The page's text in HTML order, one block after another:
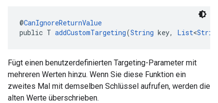
@CanIgnoreReturnValue
public T addCustomTargeting(String key, List<
Fügt einen benutzerdefinierten Targeting-Parameter mit
mehreren Werten hinzu. Wenn Sie diese Funktion ein
zweites Mal mit demselben Schlüssel aufrufen, werden die
alten Werte überschrieben.